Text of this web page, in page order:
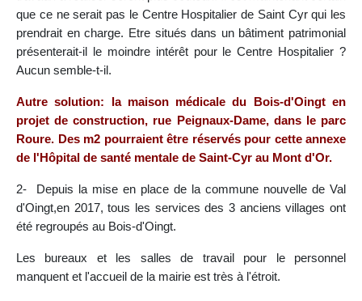
que ce ne serait pas le Centre Hospitalier de Saint Cyr qui les
prendrait en charge. Etre situés dans un bâtiment patrimonial
présenterait-il le moindre intérêt pour le Centre Hospitalier ?
Aucun semble-t-il.
Autre solution: la maison médicale du Bois-d'Oingt en
projet de construction, rue Peignaux-Dame, dans le parc
Roure. Des m2 pourraient être réservés pour cette annexe
de l'Hôpital de santé mentale de Saint-Cyr au Mont d'Or.
2- Depuis la mise en place de la commune nouvelle de Val
d'Oingt,en 2017, tous les services des 3 anciens villages ont
été regroupés au Bois-d'Oingt.
Les bureaux et les salles de travail pour le personnel
manquent et l'accueil de la mairie est très à l'étroit.